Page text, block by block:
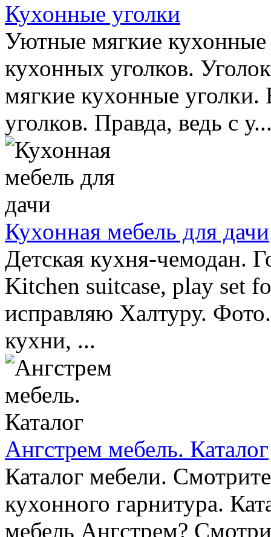
Кухонные уголки
Уютные мягкие
кухонных уголков.
мягкие кухонные
уголков. Правда, ведь с
Кухонная мебель для дачи
Детская кухня-чемодан.
Kitchen suitcase, play set
исправляю Халтуру.
кухни, ...
Ангстрем мебель. Каталог
Каталог мебели.
кухонного гарнитура.
мебель Ангстрем?